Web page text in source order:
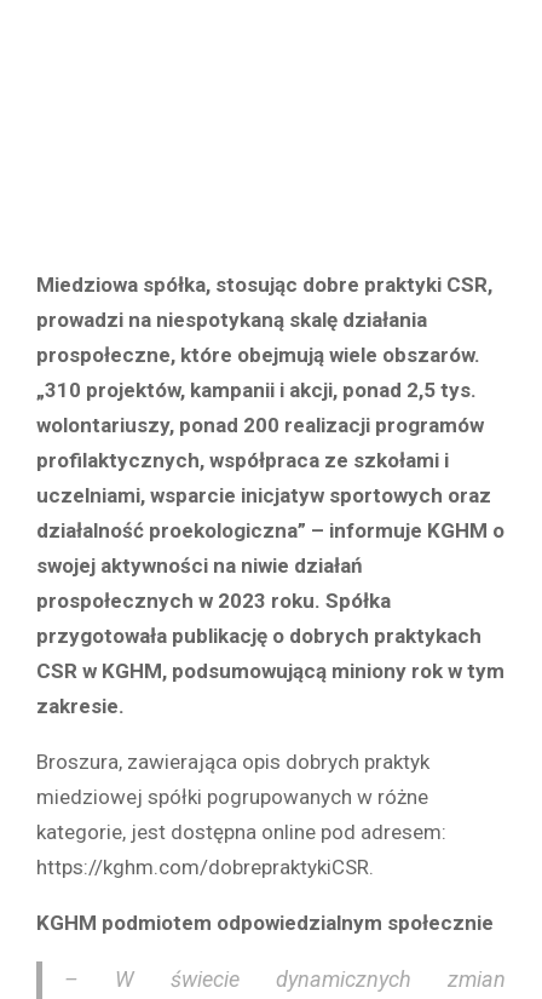
Miedziowa spółka, stosując dobre praktyki CSR,
prowadzi na niespotykaną skalę działania
prospołeczne, które obejmują wiele obszarów.
„310 projektów, kampanii i akcji, ponad 2,5 tys.
wolontariuszy, ponad 200 realizacji programów
profilaktycznych, współpraca ze szkołami i
uczelniami, wsparcie inicjatyw sportowych oraz
działalność proekologiczna” – informuje KGHM o
swojej aktywności na niwie działań
prospołecznych w 2023 roku. Spółka
przygotowała publikację o dobrych praktykach
CSR w KGHM, podsumowującą miniony rok w tym
zakresie.
Broszura, zawierająca opis dobrych praktyk
miedziowej spółki pogrupowanych w różne
kategorie, jest dostępna online pod adresem:
https://kghm.com/dobrepraktykiCSR.
KGHM podmiotem odpowiedzialnym społecznie
– W świecie dynamicznych zmian